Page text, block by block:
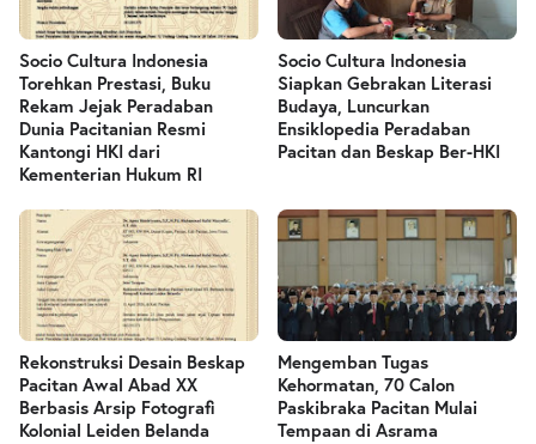
Socio Cultura Indonesia
Torehkan Prestasi, Buku
Rekam Jejak Peradaban
Dunia Pacitanian Resmi
Kantongi HKI dari
Kementerian Hukum RI
Socio Cultura Indonesia
Siapkan Gebrakan Literasi
Budaya, Luncurkan
Ensiklopedia Peradaban
Pacitan dan Beskap Ber-HKI
Rekonstruksi Desain Beskap
Pacitan Awal Abad XX
Berbasis Arsip Fotografi
Kolonial Leiden Belanda
Mengemban Tugas
Kehormatan, 70 Calon
Paskibraka Pacitan Mulai
Tempaan di Asrama